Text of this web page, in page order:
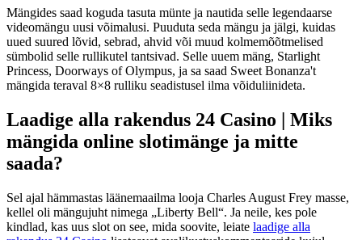
Mängides saad koguda tasuta münte ja nautida selle legendaarse
videomängu uusi võimalusi. Puuduta seda mängu ja jälgi, kuidas
uued suured lõvid, sebrad, ahvid või muud kolmemõõtmelised
sümbolid selle rullikutel tantsivad. Selle uuem mäng, Starlight
Princess, Doorways of Olympus, ja sa saad Sweet Bonanza't
mängida teraval 8×8 rulliku seadistusel ilma võiduliinideta.
Laadige alla rakendus 24 Casino | Miks
mängida online slotimänge ja mitte
saada?
Sel ajal hämmastas läänemaailma looja Charles August Frey masse,
kellel oli mängujuht nimega „Liberty Bell“. Ja neile, kes pole
kindlad, kas uus slot on see, mida soovite, leiate laadige alla